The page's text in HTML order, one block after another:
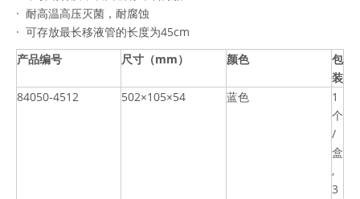
· 耐高温高压灭菌，耐腐蚀
· 可存放最长移液管的长度为45cm
产品编号
尺寸（mm） 颜色
包
装
84050-4512
502×105×54 蓝色
1
个
/
盒
,
3